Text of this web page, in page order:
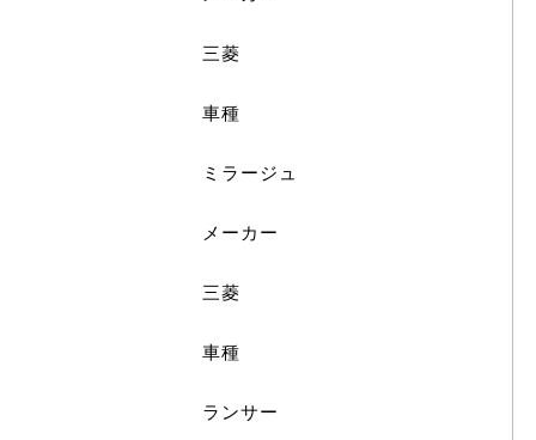
三菱
車種
ミラージュ
メーカー
三菱
車種
ランサー